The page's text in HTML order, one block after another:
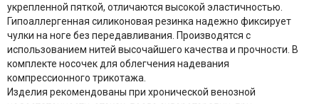
укрепленной пяткой, отличаются высокой эластичностью.
Гипоаллергенная силиконовая резинка надежно фиксирует
чулки на ноге без передавливания. Производятся с
использованием нитей высочайшего качества и прочности. В
комплекте носочек для облегчения надевания
компрессионного трикотажа.
Изделия рекомендованы при хронической венозной